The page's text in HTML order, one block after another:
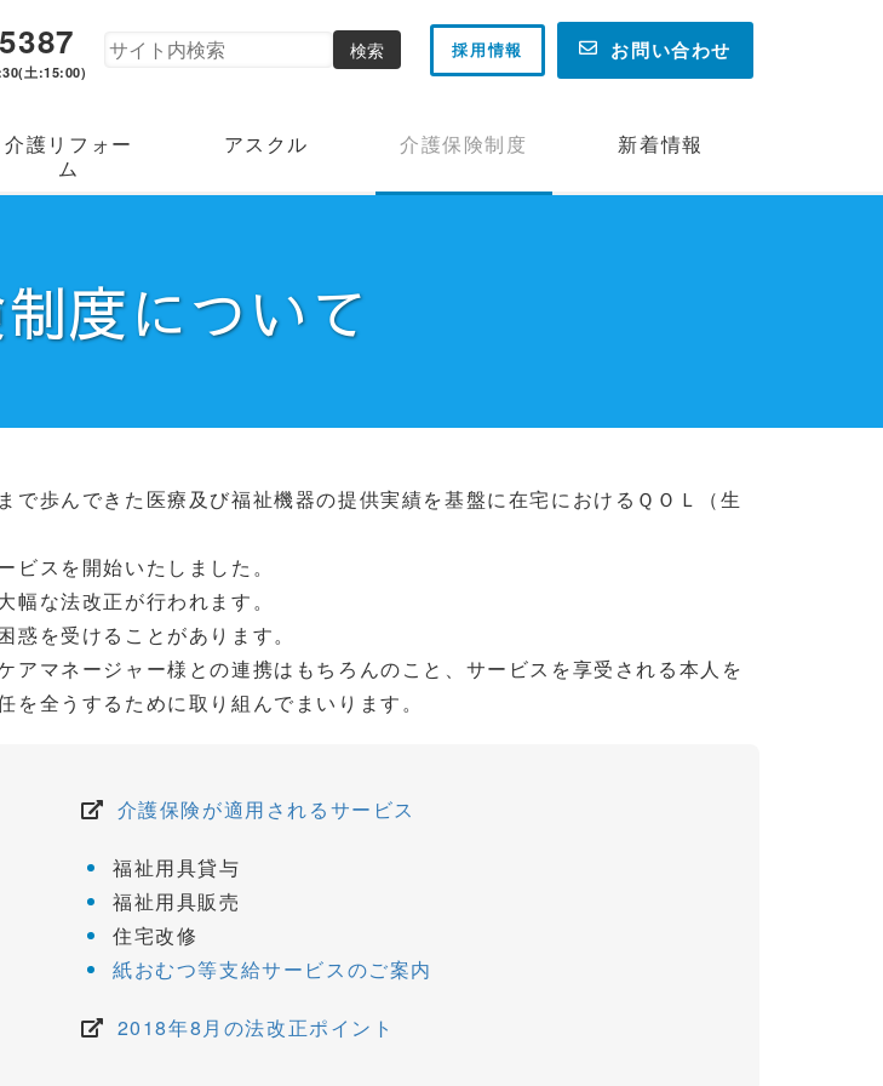
土:15:00)
採用情報 お問い合わせ
介護リフォー
ム
アスクル 介護保険制度 新着情報
度について
歩んできた医療及び福祉機器の提供実績を基盤に在宅におけるＱＯＬ（生
スを開始いたしました。
な法改正が行われます。
を受けることがあります。
マネージャー様との連携はもちろんのこと、サービスを享受される本人を
全うするために取り組んでまいります。
介護保険が適用されるサービス
福祉用具貸与
福祉用具販売
住宅改修
紙おむつ等支給サービスのご案内
2018年8月の法改正ポイント